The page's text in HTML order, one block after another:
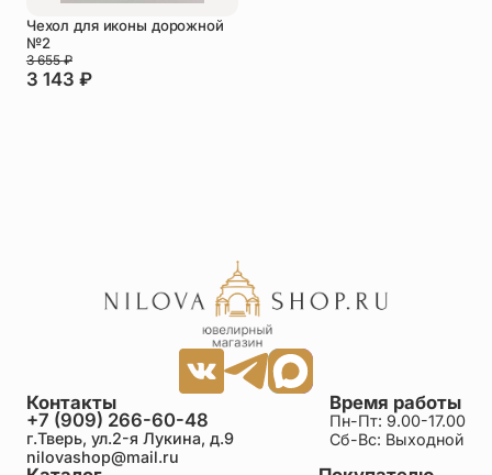
Чехол для иконы дорожной
№2
3 143 ₽
3 655₽
Время работы
Пн-Пт: 9.00-17.00
Сб-Вс: Выходной
Контакты
+7 (909) 266-60-48
г.Тверь, ул.2-я Лукина, д.9
nilovashop@mail.ru